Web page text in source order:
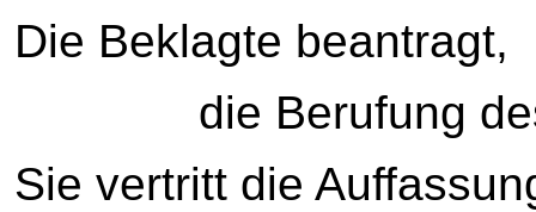
Die Beklagte beantragt,
die Berufung des
Sie vertritt die